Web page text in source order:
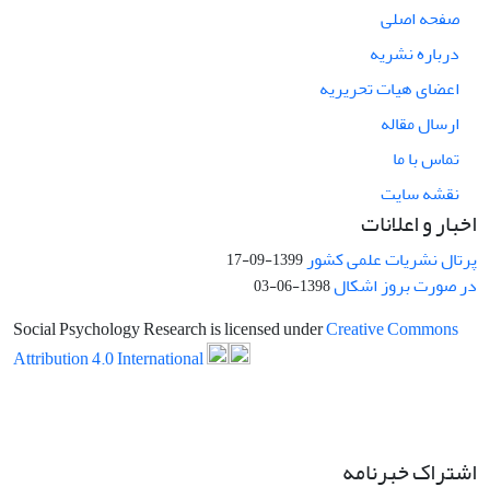
صفحه اصلی
درباره نشریه
اعضای هیات تحریریه
ارسال مقاله
تماس با ما
نقشه سایت
اخبار و اعلانات
پرتال نشریات علمی کشور 1399-09-17
در صورت بروز اشکال1398-06-03
Social Psychology Research is licensed underCreative Commons
Attribution 4.0 International
اشتراک خبرنامه